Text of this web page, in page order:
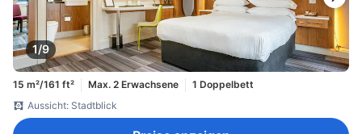
1/9
15 m²/161 ft² Max. 2 Erwachsene
1 Doppelbett
Aussicht: Stadtblick